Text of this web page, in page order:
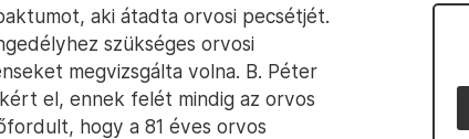
aki átadta orvosi pecsétjét.
szükséges orvosi
megvizsgálta volna. B. Péter
el, ennek felét mindig az orvos
hogy a 81 éves orvos